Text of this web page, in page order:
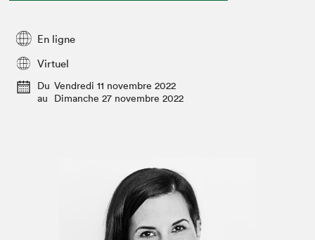
Espace médias
En ligne
Virtuel
Du Vendredi 11 novembre 2022
au
Dimanche 27 novembre 2022